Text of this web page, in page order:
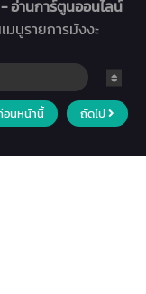
อ่านการ์ตูนออนไลน์
มนูรายการมังงะ
อนหน้านี้ ถัดไป